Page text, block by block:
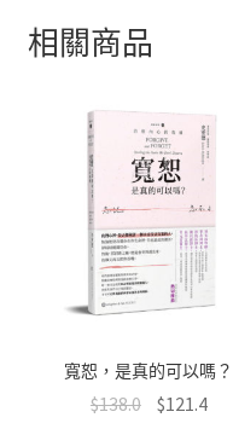
b
o
o
k
at
sA
p
p
相關商品
寬恕，是真的可以嗎？
$138.0 $121.4